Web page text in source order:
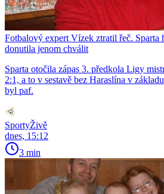
Fotbalový expert Vízek ztratil řeč. Sparta
donutila jenom chválit
Sparta otočila zápas 3. předkola Ligy
2:1, a to v sestavě bez Haraslína v
byl paf.
SportyŽivě
dnes, 15:12
3 min